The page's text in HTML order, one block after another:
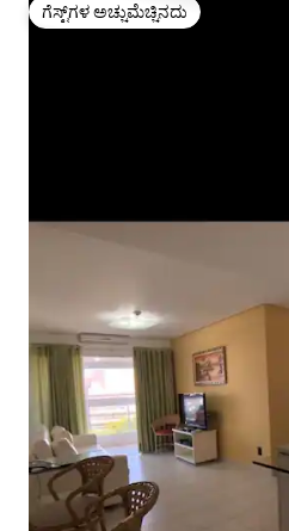
ಗೆಸ್ಟ್‌ಗಳ ಅಚ್ಚುಮೆಚ್ಚಿನದು
ಗೆಸ್ಟ್‌ಗಳ ಅಚ್ಚುಮೆಚ್ಚಿನದು